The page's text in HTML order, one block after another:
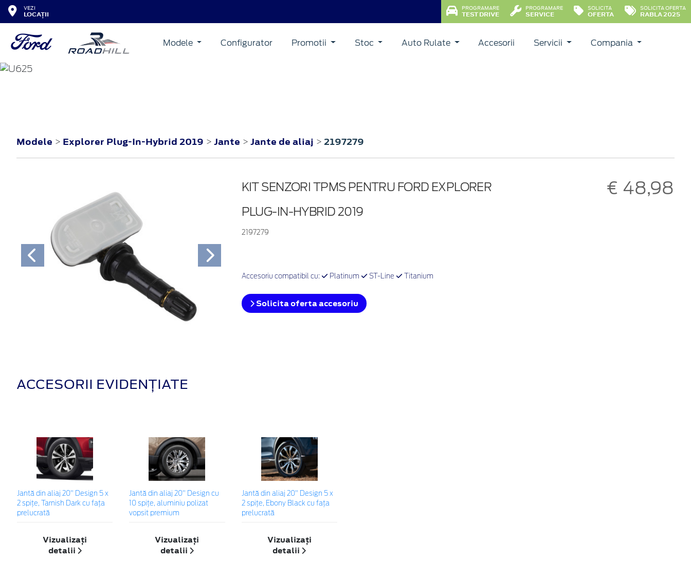
VEZI
LOCAȚII
PROGRAMARE
TEST DRIVE
PROGRAMARE
SERVICE
SOLICITA
OFERTA
SOLICITA OFERTA
RABLA 2025
Modele Configurator Promotii Stoc Auto Rulate Accesorii Servicii Compania
Modele > Explorer Plug-In-Hybrid 2019 > Jante > Jante de aliaj > 2197279
KIT SENZORI TPMS PENTRU FORD EXPLORER
PLUG-IN-HYBRID 2019
2197279
€ 48,98
Accesoriu compatibil cu: Platinum ST-Line Titanium
Solicita oferta accesoriu
ACCESORII EVIDENȚIATE
Jantă din aliaj 20" Design 5 x
2 spiţe, Tarnish Dark cu fața
prelucrată
Vizualizați
detalii
Jantă din aliaj 20" Design cu
10 spițe, aluminiu polizat
vopsit premium
Vizualizați
detalii
Jantă din aliaj 20" Design 5 x
2 spiţe, Ebony Black cu fața
prelucrată
Vizualizați
detalii